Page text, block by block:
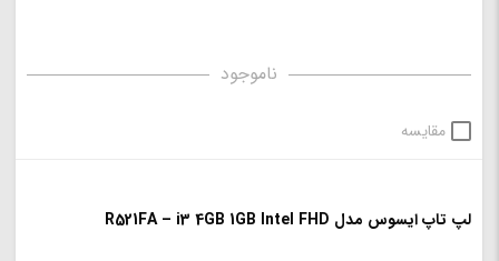
ناموجود
مقایسه
لپ تاپ ایسوس مدل R521FA – i3 4GB 1GB Intel FHD